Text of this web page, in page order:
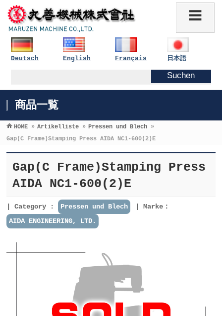
Deutsch English Français 日本語
商品一覧
HOME » Artikelliste » Pressen und Blech »
Gap(C Frame)Stamping Press AIDA NC1-600(2)E
Gap(C Frame)Stamping Press
AIDA NC1-600(2)E
Category : Pressen und Blech
Marke：
AIDA ENGINEERING, LTD.